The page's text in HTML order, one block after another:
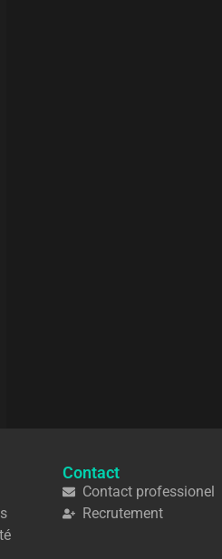
Contact
Contact professionel
Recrutement